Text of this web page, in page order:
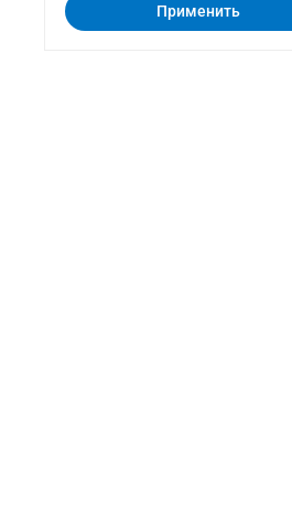
Применить